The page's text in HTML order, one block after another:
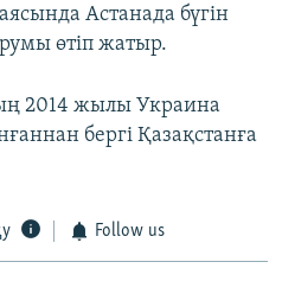
Астанада бүгін
өтіп жатыр.
2014 жылы Украина
бергі Қазақстанға
Follow us